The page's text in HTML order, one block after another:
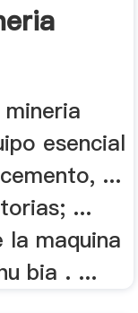
esencial
...
...
la maquina
bia . ...